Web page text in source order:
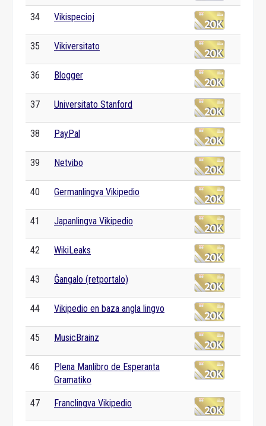
34 Vikispecioj
35 Vikiversitato
36 Blogger
37 Universitato Stanford
38 PayPal
39 Netvibo
40 Germanlingva Vikipedio
41 Japanlingva Vikipedio
42 WikiLeaks
43 Ĝangalo (retportalo)
44 Vikipedio en baza angla lingvo
45 MusicBrainz
46
Plena Manlibro de Esperanta
Gramatiko
47 Franclingva Vikipedio